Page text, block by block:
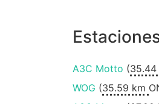
АЗС Motto (35.44
WOG (35.59 km